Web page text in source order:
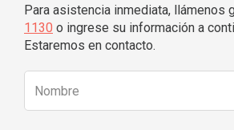
Para asistencia inmediata, llámenos
1130 o ingrese su información a
Estaremos en contacto.